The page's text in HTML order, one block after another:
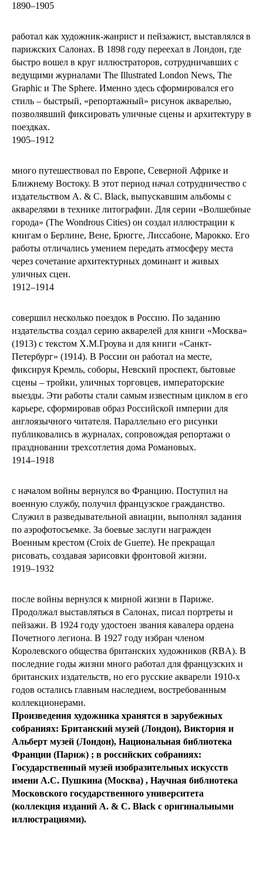
1890–1905
работал как художник-жанрист и пейзажист, выставлялся в
парижских Салонах. В 1898 году переехал в Лондон, где
быстро вошел в круг иллюстраторов, сотрудничавших с
ведущими журналами The Illustrated London News, The
Graphic и The Sphere. Именно здесь сформировался его
стиль – быстрый, «репортажный» рисунок акварелью,
позволявший фиксировать уличные сцены и архитектуру в
поездках.
1905–1912
много путешествовал по Европе, Северной Африке и
Ближнему Востоку. В этот период начал сотрудничество с
издательством A. & C. Black, выпускавшим альбомы с
акварелями в технике литографии. Для серии «Волшебные
города» (The Wondrous Cities) он создал иллюстрации к
книгам о Берлине, Вене, Брюгге, Лиссабоне, Марокко. Его
работы отличались умением передать атмосферу места
через сочетание архитектурных доминант и живых
уличных сцен.
1912–1914
совершил несколько поездок в Россию. По заданию
издательства создал серию акварелей для книги «Москва»
(1913) с текстом Х.М.Гроува и для книги «Санкт-
Петербург» (1914). В России он работал на месте,
фиксируя Кремль, соборы, Невский проспект, бытовые
сцены – тройки, уличных торговцев, императорские
выезды. Эти работы стали самым известным циклом в его
карьере, сформировав образ Российской империи для
англоязычного читателя. Параллельно его рисунки
публиковались в журналах, сопровождая репортажи о
праздновании трехсотлетия дома Романовых.
1914–1918
с началом войны вернулся во Францию. Поступил на
военную службу, получил французское гражданство.
Служил в разведывательной авиации, выполнял задания
по аэрофотосъемке. За боевые заслуги награжден
Военным крестом (Croix de Guerre). Не прекращал
рисовать, создавая зарисовки фронтовой жизни.
1919–1932
после войны вернулся к мирной жизни в Париже.
Продолжал выставляться в Салонах, писал портреты и
пейзажи. В 1924 году удостоен звания кавалера ордена
Почетного легиона. В 1927 году избран членом
Королевского общества британских художников (RBA). В
последние годы жизни много работал для французских и
британских издательств, но его русские акварели 1910-х
годов остались главным наследием, востребованным
коллекционерами.
Произведения художника хранятся в зарубежных
собраниях: Британский музей (Лондон), Виктория и
Альберт музей (Лондон), Национальная библиотека
Франции (Париж) ; в российских собраниях:
Государственный музей изобразительных искусств
имени А.С. Пушкина (Москва) , Научная библиотека
Московского государственного университета
(коллекция изданий A. & C. Black с оригинальными
иллюстрациями).